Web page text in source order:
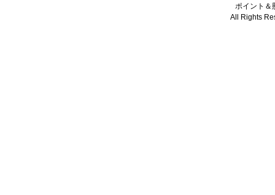
ポイント＆
All Rights